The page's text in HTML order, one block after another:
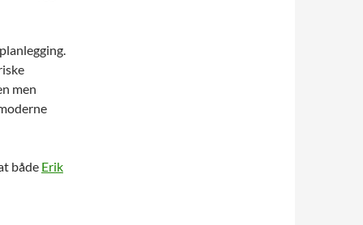
men
både Erik